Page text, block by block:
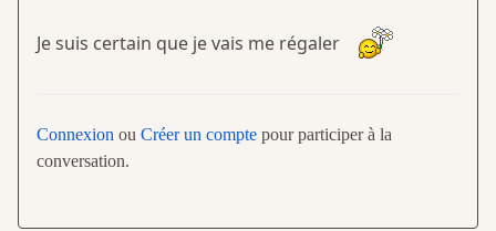
Je suis certain que je vais me régaler
Connexion ou Créer un compte pour participer à la
conversation.